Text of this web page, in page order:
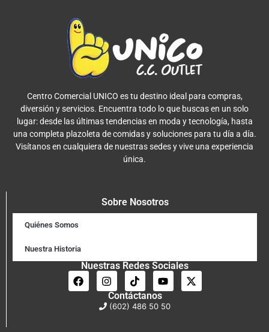
Centro Comercial UNICO es tu destino ideal para compras,
diversión y servicios. Encuentra todo lo que buscas en un solo
lugar: desde las últimas tendencias en moda y tecnología, hasta
una completa plazoleta de comidas y soluciones para tu día a día.
Visítanos en cualquiera de nuestras sedes y vive una experiencia
única.
Sobre Nosotros
Quiénes Somos
Nuestra Historia
Nuestras Redes Sociales
Contáctanos
(602) 486 50 50